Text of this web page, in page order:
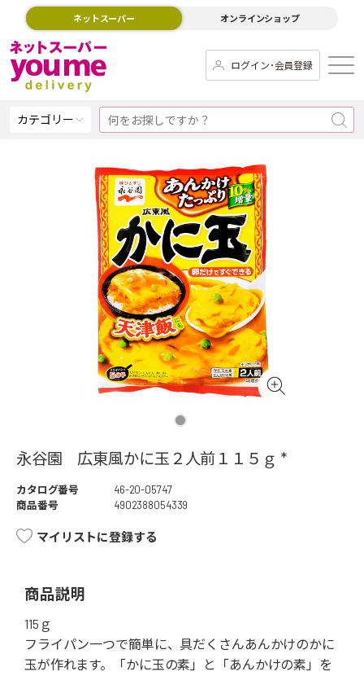
ネットスーパー オンラインショップ
ログイン･会員登録
カテゴリー
永谷園 広東風かに玉２人前１１５ｇ *
カタログ番号
46-20-05747
商品番号
4902388054339
マイリストに登録する
商品説明
115ｇ
フライパン一つで簡単に、具だくさんあんかけのかに
玉が作れます。「かに玉の素」と「あんかけの素」を